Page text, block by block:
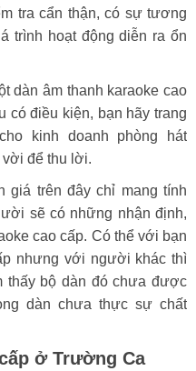
tra cẩn thận, có sự tương
trình hoạt động diễn ra ổn
dàn âm thanh karaoke cao
có điều kiện, bạn hãy trang
kinh doanh phòng hát
vời để thu lời.
giá trên đây chỉ mang tính
sẽ có những nhận định,
cao cấp. Có thể với bạn
nhưng với người khác thì
thấy bộ dàn đó chưa được
dàn chưa thực sự chất
ở Trường Ca